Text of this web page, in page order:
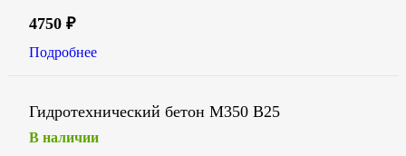
4750 ₽
Подробнее
Гидротехнический бетон М350 В25
В наличии